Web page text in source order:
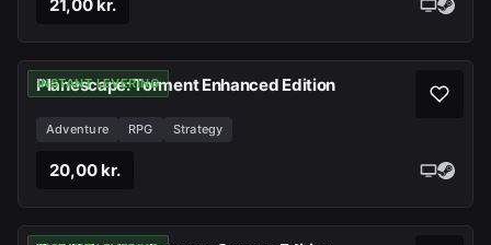
21,00 kr.
INSTANT LEVERING
Planescape: Torment Enhanced Edition
Adventure RPG Strategy
20,00 kr.